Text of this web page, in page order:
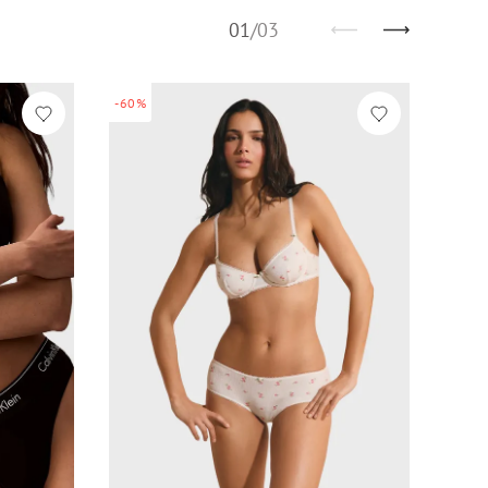
01/03
-60%